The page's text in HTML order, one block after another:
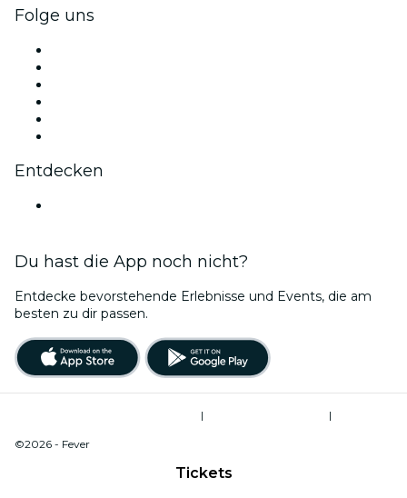
Tickets
Folge uns
Entdecken
Du hast die App noch nicht?
Entdecke bevorstehende Erlebnisse und Events, die am
besten zu dir passen.
|
|
©2026 - Fever